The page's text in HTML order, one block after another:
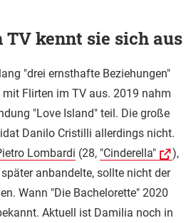
kennt sie sich aus
"drei ernsthafte Beziehungen"
Flirten im TV aus. 2019 nahm
"Love Island" teil. Die große
Danilo Cristilli allerdings nicht.
Lombardi (28, "Cinderella"
),
anbandelte, sollte nicht der
Wann "Die Bachelorette" 2020
Aktuell ist Damilia noch in